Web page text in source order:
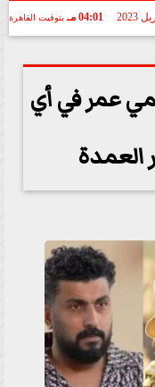
04:01 مـ بتوقيت القاهرة
عمر في أي
العمدة